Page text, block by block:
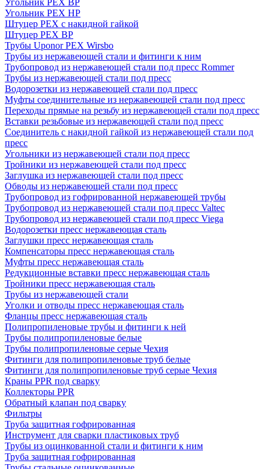
Угольник PEX НР
Штуцер PEX c накидной гайкой
Штуцер PEX ВР
Трубы Uponor PEX Wirsbo
Трубы из нержавеющей стали и фитинги к ним
Трубопровод из нержавеющей стали под пресс Rommer
Трубы из нержавеющей стали под пресс
Водорозетки из нержавеющей стали под пресс
Муфты соединительные из нержавеющей стали под пресс
Переходы прямые на резьбу из нержавеющей стали под пресс
Вставки резьбовые из нержавеющей стали под пресс
Соединитель с накидной гайкой из нержавеющей стали под
пресс
Угольники из нержавеющей стали под пресс
Тройники из нержавеющей стали под пресс
Заглушка из нержавеющей стали под пресс
Обводы из нержавеющей стали под пресс
Трубопровод из гофрированной нержавеющей трубы
Трубопровод из нержавеющей стали под пресс Valtec
Трубопровод из нержавеющей стали под пресс Viega
Водорозетки пресс нержавеющая сталь
Заглушки пресс нержавеющая сталь
Компенсаторы пресс нержавеющая сталь
Муфты пресс нержавеющая сталь
Редукционные вставки пресс нержавеющая сталь
Тройники пресс нержавеющая сталь
Трубы из нержавеющей стали
Уголки и отводы пресс нержавеющая сталь
Фланцы пресс нержавеющая сталь
Полипропиленовые трубы и фитинги к ней
Трубы полипропиленовые белые
Трубы полипропиленовые серые Чехия
Фитинги для полипропиленовые труб белые
Фитинги для полипропиленовые труб серые Чехия
Краны PPR под сварку
Коллекторы PPR
Обратный клапан под сварку
Фильтры
Труба защитная гофрированная
Инструмент для сварки пластиковых труб
Трубы из оцинкованной стали и фитинги к ним
Труба защитная гофрированная